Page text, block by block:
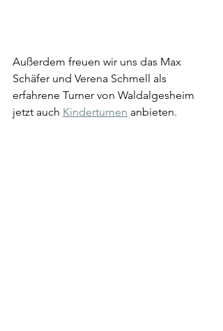
Außerdem freuen wir uns das Max
Schäfer und Verena Schmell als
erfahrene Turner von Waldalgesheim
jetzt auch Kinderturnen anbieten.